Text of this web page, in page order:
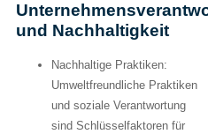
und Nachhaltigkeit
Nachhaltige Praktiken:
Umweltfreundliche Praktiken
und soziale Verantwortung
sind Schlüsselfaktoren für